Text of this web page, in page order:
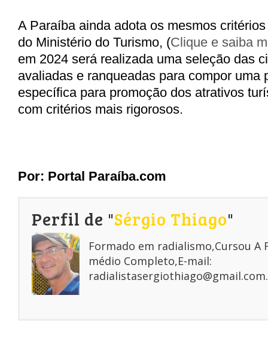
A Paraíba ainda adota os mesmos
do Ministério do Turismo, (Clique e saiba
em 2024 será realizada uma seleção das
avaliadas e ranqueadas para compor uma
específica para promoção dos atrativos
com critérios mais rigorosos.
Por: Portal Paraíba.com
Perfil de "Sérgio Thiago"
Formado em radialismo,Cursou A
médio Completo,E-mail:
radialistasergiothiago@gmail.com.